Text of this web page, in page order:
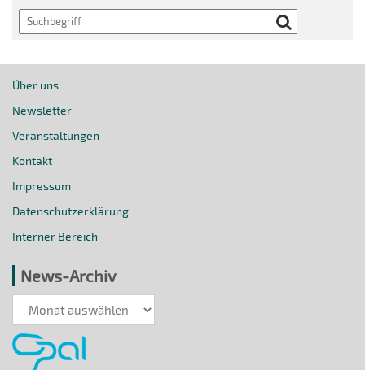
Search
Über uns
Newsletter
Veranstaltungen
Kontakt
Impressum
Datenschutzerklärung
Interner Bereich
News-Archiv
News-
Archiv